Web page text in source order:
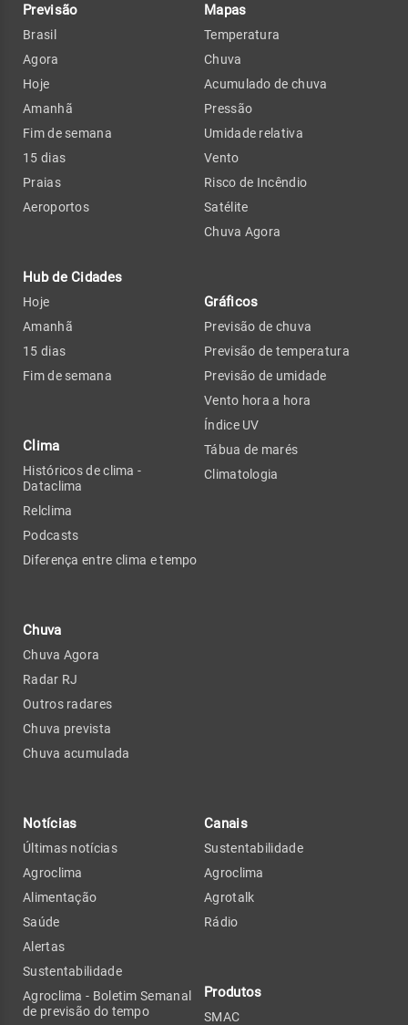
Previsão
Brasil
Agora
Hoje
Amanhã
Fim de semana
15 dias
Praias
Aeroportos
Hub de Cidades
Hoje
Amanhã
15 dias
Fim de semana
Clima
Históricos de clima -
Dataclima
Relclima
Podcasts
Diferença entre clima e tempo
Chuva
Chuva Agora
Radar RJ
Outros radares
Chuva prevista
Chuva acumulada
Mapas
Temperatura
Chuva
Acumulado de chuva
Pressão
Umidade relativa
Vento
Risco de Incêndio
Satélite
Chuva Agora
Gráficos
Previsão de chuva
Previsão de temperatura
Previsão de umidade
Vento hora a hora
Índice UV
Tábua de marés
Climatologia
Notícias
Últimas notícias
Agroclima
Alimentação
Saúde
Alertas
Sustentabilidade
Agroclima - Boletim Semanal
de previsão do tempo
Canais
Sustentabilidade
Agroclima
Agrotalk
Rádio
Produtos
SMAC